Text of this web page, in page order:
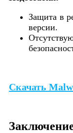
Защита в
версии.
Скачать